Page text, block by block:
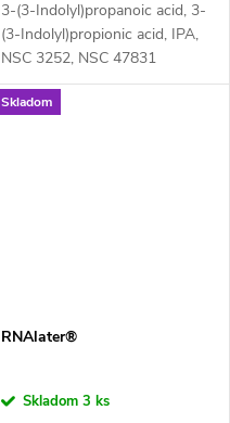
3-(3-Indolyl)propanoic acid, 3-
(3-Indolyl)propionic acid, IPA,
NSC 3252, NSC 47831
Skladom
RNAlater®
Skladom 3 ks